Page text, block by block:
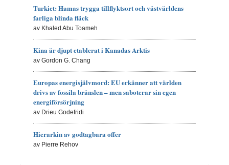
Turkiet: Hamas trygga tillflyktsort och västvärldens
farliga blinda fläck
av Khaled Abu Toameh
Kina är djupt etablerat i Kanadas Arktis
av Gordon G. Chang
Europas energisjälvmord: EU erkänner att världen
drivs av fossila bränslen – men saboterar sin egen
energiförsörjning
av Drieu Godefridi
Hierarkin av godtagbara offer
av Pierre Rehov